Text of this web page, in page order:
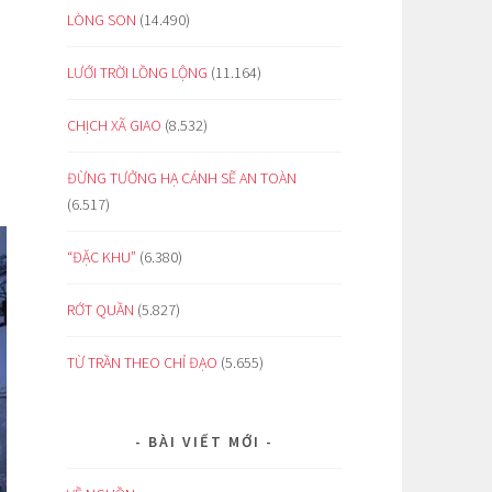
LÒNG SON (14.490)
LƯỚI TRỜI LỒNG LỘNG (11.164)
CHỊCH XÃ GIAO (8.532)
ĐỪNG TƯỞNG HẠ CÁNH SẼ AN TOÀN
(6.517)
“ĐẶC KHU” (6.380)
RỚT QUẦN (5.827)
TỪ TRẦN THEO CHỈ ĐẠO (5.655)
BÀI VIẾT MỚI